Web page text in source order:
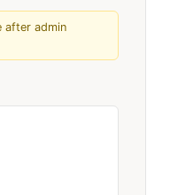
after admin